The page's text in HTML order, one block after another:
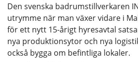
Den svenska badrumstillverkaren
utrymme när man växer vidare i
för ett nytt 15-årigt hyresavtal
nya produktionsytor och nya
också bygga om befintliga lokaler.